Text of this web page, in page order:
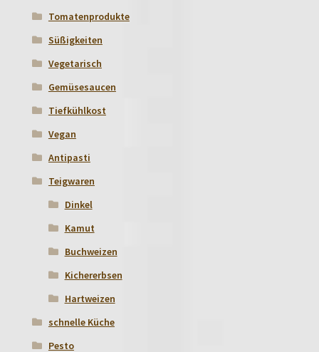
Tomatenprodukte
Süßigkeiten
Vegetarisch
Gemüsesaucen
Tiefkühlkost
Vegan
Antipasti
Teigwaren
Dinkel
Kamut
Buchweizen
Kichererbsen
Hartweizen
schnelle Küche
Pesto